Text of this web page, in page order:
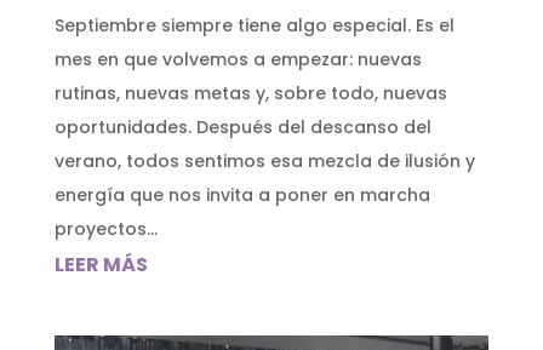
Septiembre siempre tiene algo especial. Es el
mes en que volvemos a empezar: nuevas
rutinas, nuevas metas y, sobre todo, nuevas
oportunidades. Después del descanso del
verano, todos sentimos esa mezcla de ilusión y
energía que nos invita a poner en marcha
proyectos...
LEER MÁS